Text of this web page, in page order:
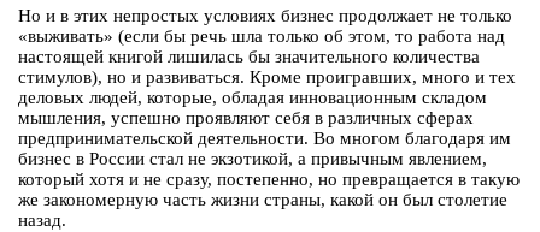
Но и в этих непростых условиях бизнес продолжает не только
«выживать» (если бы речь шла только об этом, то работа над
настоящей книгой лишилась бы значительного количества
стимулов), но и развиваться. Кроме проигравших, много и тех
деловых людей, которые, обладая инновационным складом
мышления, успешно проявляют себя в различных сферах
предпринимательской деятельности. Во многом благодаря им
бизнес в России стал не экзотикой, а привычным явлением,
который хотя и не сразу, постепенно, но превращается в такую
же закономерную часть жизни страны, какой он был столетие
назад.